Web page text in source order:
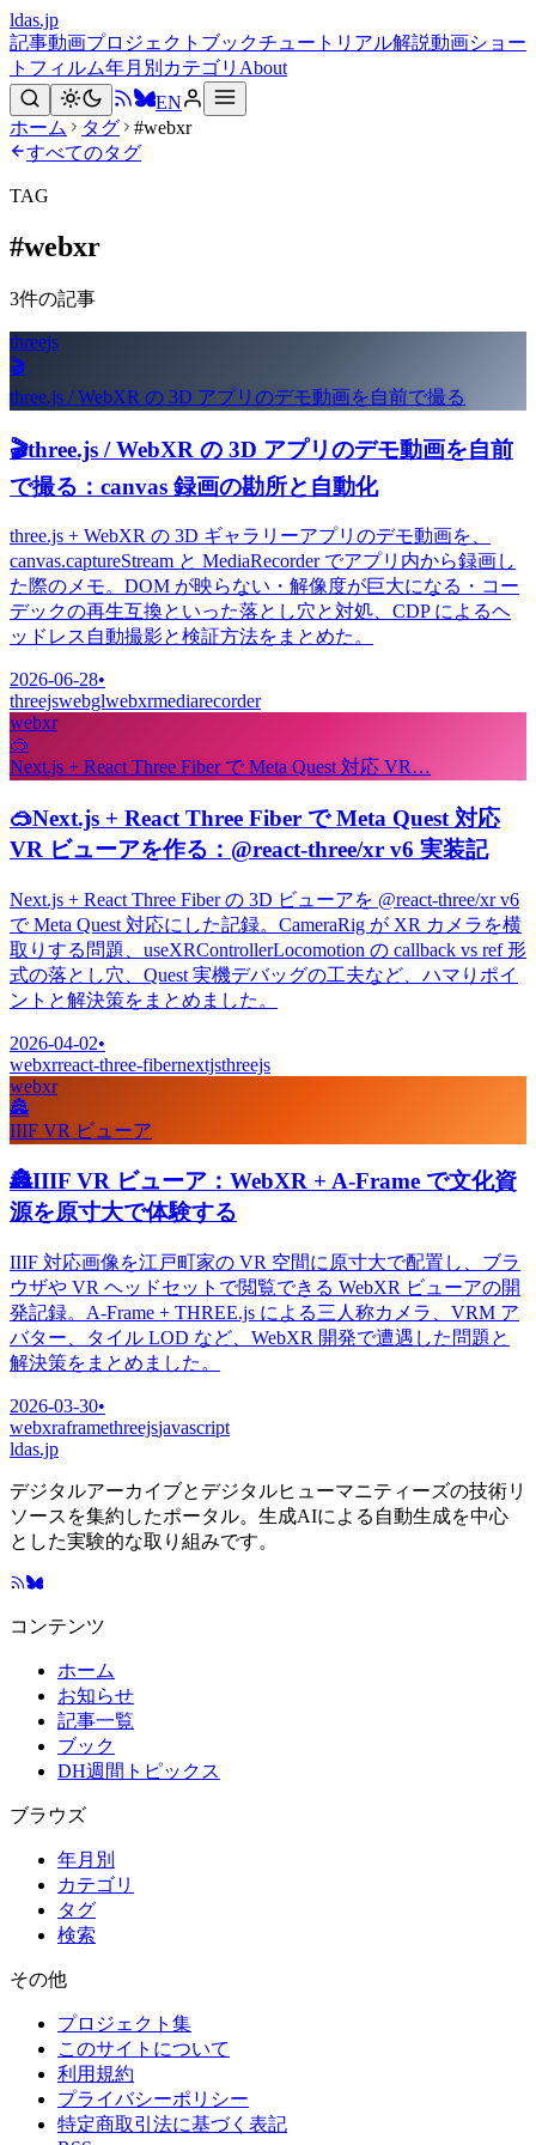
ldas.jp
記事動画プロジェクト ブックチュートリアル解説動画ショー
トフィルム年月別 カテゴリ About
EN
ホーム
タグ
#webxr
すべてのタグ
TAG
#webxr
3件の記事
threejs
🎬
three.js / WebXR の 3D アプリのデモ動画を自前で撮る
🎬three.js / WebXR の 3D アプリのデモ動画を自前
で撮る：canvas 録画の勘所と自動化
three.js + WebXR の 3D ギャラリーアプリのデモ動画を、
canvas.captureStream と MediaRecorder でアプリ内から録画し
た際のメモ。DOM が映らない・解像度が巨大になる・コー
デックの再生互換といった落とし穴と対処、CDP によるヘ
ッドレス自動撮影と検証方法をまとめた。
2026-06-28•
threejswebglwebxrmediarecorder
webxr
🥽
Next.js + React Three Fiber で Meta Quest 対応 VR…
🥽Next.js + React Three Fiber で Meta Quest 対応
VR ビューアを作る：@react-three/xr v6 実装記
Next.js + React Three Fiber の 3D ビューアを @react-three/xr v6
で Meta Quest 対応にした記録。CameraRig が XR カメラを横
取りする問題、useXRControllerLocomotion の callback vs ref 形
式の落とし穴、Quest 実機デバッグの工夫など、ハマりポイ
ントと解決策をまとめました。
2026-04-02•
webxrreact-three-fibernextjsthreejs
webxr
🏯
IIIF VR ビューア
🏯IIIF VR ビューア：WebXR + A-Frame で文化資
源を原寸大で体験する
IIIF 対応画像を江戸町家の VR 空間に原寸大で配置し、ブラ
ウザや VR ヘッドセットで閲覧できる WebXR ビューアの開
発記録。A-Frame + THREE.js による三人称カメラ、VRM ア
バター、タイル LOD など、WebXR 開発で遭遇した問題と
解決策をまとめました。
2026-03-30•
webxraframethreejsjavascript
ldas.jp
デジタルアーカイブとデジタルヒューマニティーズの技術リ
ソースを集約したポータル。生成AIによる自動生成を中心
とした実験的な取り組みです。
コンテンツ
ホーム
お知らせ
記事一覧
ブック
DH週間トピックス
ブラウズ
年月別
カテゴリ
タグ
検索
その他
プロジェクト集
このサイトについて
利用規約
プライバシーポリシー
特定商取引法に基づく表記